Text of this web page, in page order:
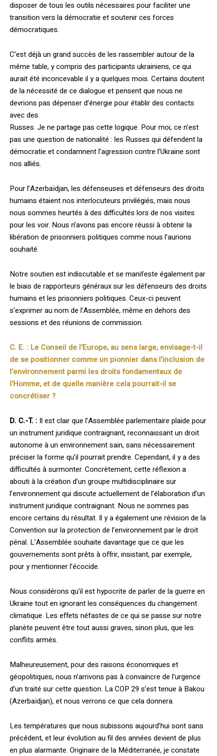
disposer de tous les outils nécessaires pour faciliter une
transition vers la démocratie et soutenir ces forces
démocratiques.
C’est déjà un grand succès de les rassembler autour de la
même table, y compris des participants ukrainiens, ce qui
aurait été inconcevable il y a quelques mois. Certains doutent
de la nécessité de ce dialogue et pensent que nous ne
devrions pas dépenser d’énergie pour établir des contacts
avec des
Russes. Je ne partage pas cette logique. Pour moi, ce n’est
pas une question de nationalité : les Russes qui défendent la
démocratie et condamnent l’agression contre l’Ukraine sont
nos alliés.
Pour l’Azerbaïdjan, les défenseuses et défenseurs des droits
humains étaient nos interlocuteurs privilégiés, mais nous
nous sommes heurtés à des difficultés lors de nos visites
pour les voir. Nous n’avons pas encore réussi à obtenir la
libération de prisonniers politiques comme nous l’aurions
souhaité.
Notre soutien est indiscutable et se manifeste également par
le biais de rapporteurs généraux sur les défenseurs des droits
humains et les prisonniers politiques. Ceux-ci peuvent
s’exprimer au nom de l’Assemblée, même en dehors des
sessions et des réunions de commission.
C. E. : Le Conseil de l’Europe, au sens large, envisage-t-il
de se positionner comme un pionnier dans l’inclusion de
l’environnement parmi les droits fondamentaux de
l’Homme, et de quelle manière cela pourrait-il se
concrétiser ?
D. C.-T. : Il est clair que l’Assemblée parlementaire plaide pour
un instrument juridique contraignant, reconnaissant un droit
autonome à un environnement sain, sans nécessairement
préciser la forme qu’il pourrait prendre. Cependant, il y a des
difficultés à surmonter. Concrètement, cette réflexion a
abouti à la création d’un groupe multidisciplinaire sur
l’environnement qui discute actuellement de l’élaboration d’un
instrument juridique contraignant. Nous ne sommes pas
encore certains du résultat. Il y a également une révision de la
Convention sur la protection de l’environnement par le droit
pénal. L’Assemblée souhaite davantage que ce que les
gouvernements sont prêts à offrir, insistant, par exemple,
pour y mentionner l’écocide.
Nous considérons qu’il est hypocrite de parler de la guerre en
Ukraine tout en ignorant les conséquences du changement
climatique. Les effets néfastes de ce qui se passe sur notre
planète peuvent être tout aussi graves, sinon plus, que les
conflits armés.
Malheureusement, pour des raisons économiques et
géopolitiques, nous n’arrivons pas à convaincre de l’urgence
d’un traité sur cette question. La COP 29 s’est tenue à Bakou
(Azerbaïdjan), et nous verrons ce que cela donnera.
Les températures que nous subissons aujourd’hui sont sans
précédent, et leur évolution au fil des années devient de plus
en plus alarmante. Originaire de la Méditerranée, je constate